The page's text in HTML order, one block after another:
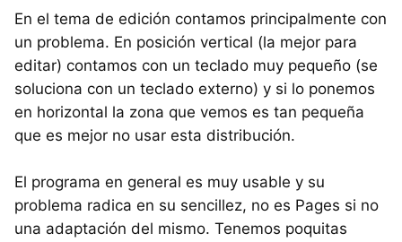
En el tema de edición contamos principalmente con
un problema. En posición vertical (la mejor para
editar) contamos con un teclado muy pequeño (se
soluciona con un teclado externo) y si lo ponemos
en horizontal la zona que vemos es tan pequeña
que es mejor no usar esta distribución.
El programa en general es muy usable y su
problema radica en su sencillez, no es Pages si no
una adaptación del mismo. Tenemos poquitas